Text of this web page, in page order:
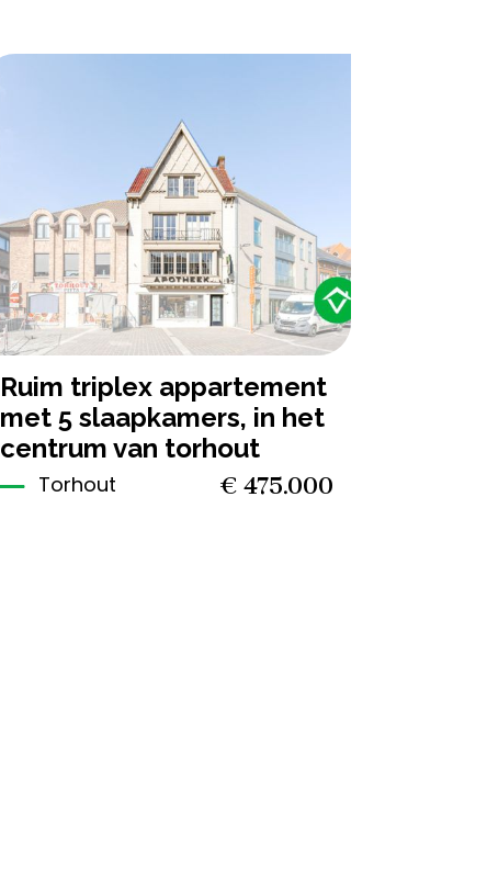
5 1 270 m²
ruim triplex appartement
met 5 slaapkamers, in het
centrum van torhout
Torhout € 475.000